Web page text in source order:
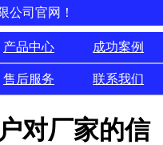
公司官网！
产品中心 成功案例
售后服务 联系我们
对厂家的信